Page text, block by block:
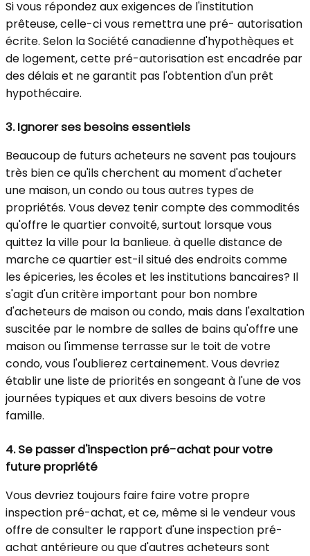
Si vous répondez aux exigences de l'institution
prêteuse, celle-ci vous remettra une pré- autorisation
écrite. Selon la Société canadienne d'hypothèques et
de logement, cette pré-autorisation est encadrée par
des délais et ne garantit pas l'obtention d'un prêt
hypothécaire.
3.Ignorer ses besoins essentiels
Beaucoup de futurs acheteurs ne savent pas toujours
très bien ce qu'ils cherchent au moment d'acheter
une maison, un condo ou tous autres types de
propriétés. Vous devez tenir compte des commodités
qu'offre le quartier convoité, surtout lorsque vous
quittez la ville pour la banlieue. à quelle distance de
marche ce quartier est-il situé des endroits comme
les épiceries, les écoles et les institutions bancaires? Il
s'agit d'un critère important pour bon nombre
d'acheteurs de maison ou condo, mais dans l'exaltation
suscitée par le nombre de salles de bains qu'offre une
maison ou l'immense terrasse sur le toit de votre
condo, vous l'oublierez certainement. Vous devriez
établir une liste de priorités en songeant à l'une de vos
journées typiques et aux divers besoins de votre
famille.
4.Se passer d'inspection pré-achat pour votre
future propriété
Vous devriez toujours faire faire votre propre
inspection pré-achat, et ce, même si le vendeur vous
offre de consulter le rapport d'une inspection pré-
achat antérieure ou que d'autres acheteurs sont